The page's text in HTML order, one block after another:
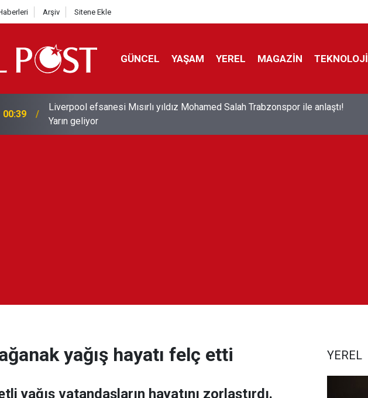
Arşiv Sitene Ekle
GÜNCEL YAŞAM YEREL MAGAZİN TEKNOLOJİ
00:39
Liverpool efsanesi Mısırlı yıldız Mohamed Salah Trabzonspor ile anlaştı!
Yarın geliyor
yağış hayatı felç etti
yağış vatandaşların hayatını zorlaştırdı.
YEREL